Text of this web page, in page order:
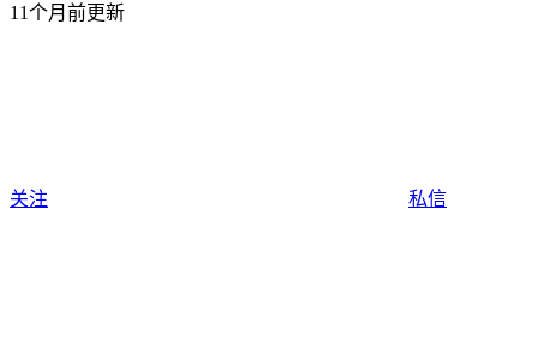
11个月前更新
关注 私信